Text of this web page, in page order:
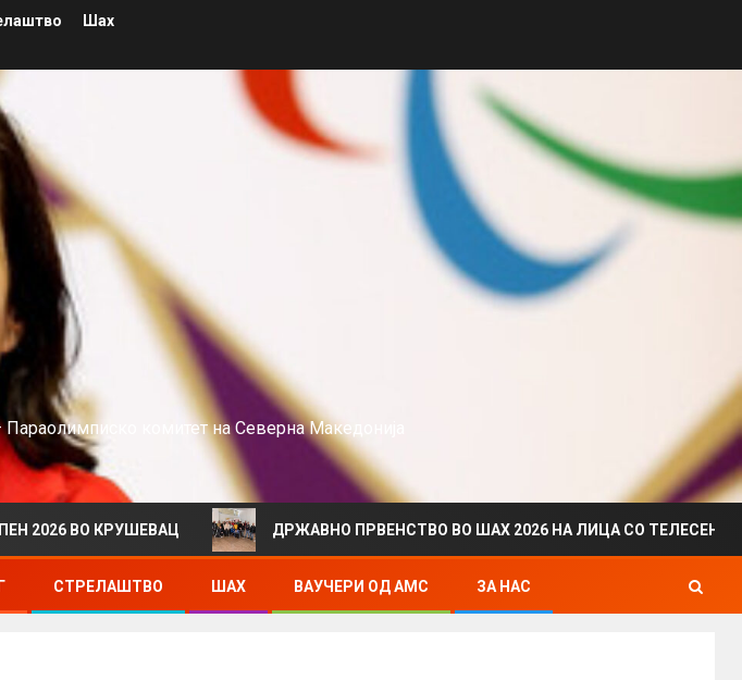
Шах
комитет на Северна Македонија
КРУШЕВАЦ ДРЖАВНО ПРВЕНСТВО ВО ШАХ 2026 НА ЛИЦА СО ТЕЛЕСЕН
СТРЕЛАШТВО ШАХ ВАУЧЕРИ ОД АМС ЗА НАС